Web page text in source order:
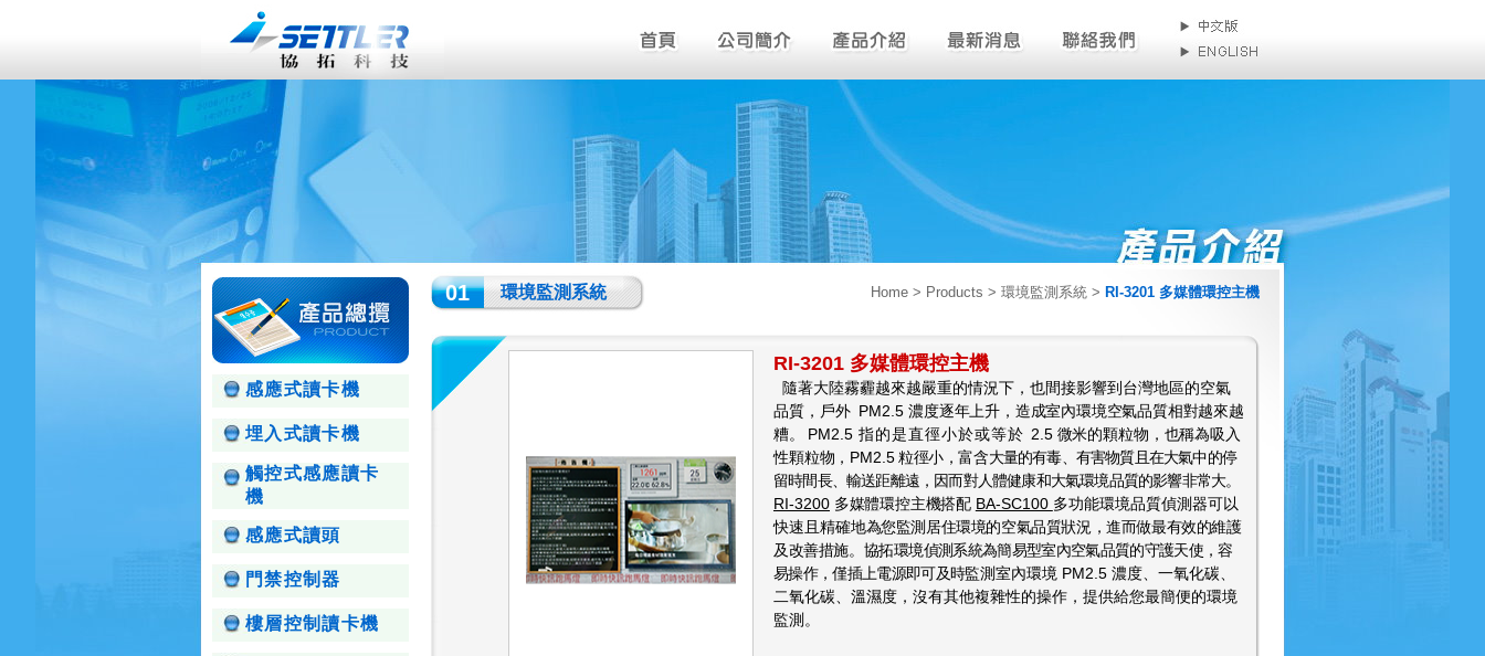
感應式讀卡機
埋入式讀卡機
觸控式感應讀卡
機
感應式讀頭
門禁控制器
樓層控制讀卡機
01 環境監測系統 Home > Products > 環境監測系統 > RI-3201 多媒體環控主機
RI-3201 多媒體環控主機
隨著大陸霧霾越來越嚴重的情況下，也間接影響到台灣地區的空氣
品質，戶外 PM2.5 濃度逐年上升，造成室內環境空氣品質相對越來越
糟。 PM2.5 指的是直徑小於或等於 2.5微米的顆粒物，也稱為吸入
性顆粒物， PM2.5粒徑小，富含大量的有毒、有害物質且在大氣中的停
留時間長、輸送距離遠，因而對人體健康和大氣環境品質的影響非常大。
RI-3200 多媒體環控主機搭配 BA-SC100 多功能環境品質偵測器可以
快速且精確地為您監測居住環境的空氣品質狀況，進而做最有效的維護
及改善措施。協拓環境偵測系統為簡易型室內空氣品質的守護天使，容
易操作，僅插上電源即可及時監測室內環境 PM2.5 濃度、一氧化碳、
二氧化碳、溫濕度，沒有其他複雜性的操作，提供給您最簡便的環境
監測。